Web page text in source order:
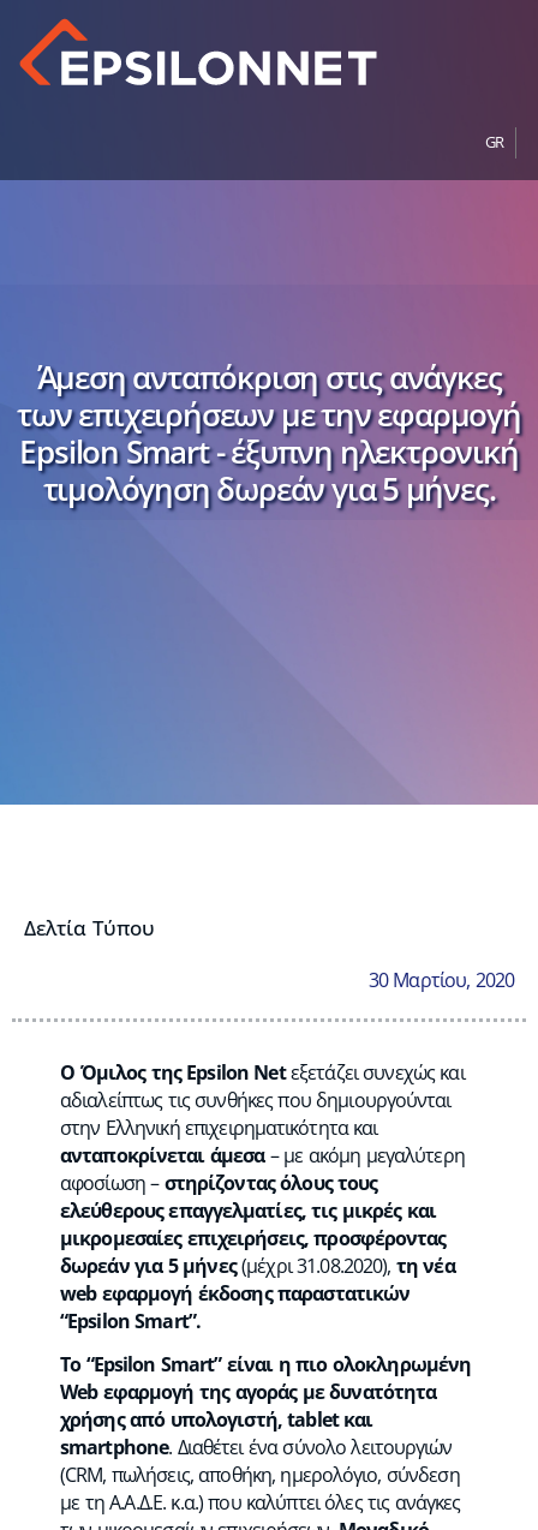
GR
Άμεση ανταπόκριση στις ανάγκες
των επιχειρήσεων με την εφαρμογή
Epsilon Smart - έξυπνη ηλεκτρονική
τιμολόγηση δωρεάν για 5 μήνες.
Δελτία Τύπου
30 Μαρτίου, 2020
Ο Όμιλος της Epsilon Netεξετάζει συνεχώς και
αδιαλείπτως τις συνθήκες που δημιουργούνται
στην Ελληνική επιχειρηματικότητα και
ανταποκρίνεται άμεσα– με ακόμη μεγαλύτερη
αφοσίωση –στηρίζοντας όλους τους
ελεύθερους επαγγελματίες, τις μικρές και
μικρομεσαίες επιχειρήσεις, προσφέροντας
δωρεάν για 5 μήνες(μέχρι 31.08.2020), τη νέα
web εφαρμογή έκδοσης παραστατικών
“Epsilon Smart”.
Το “Epsilon Smart” είναι η πιο ολοκληρωμένη
Web εφαρμογή της αγοράς με δυνατότητα
χρήσης από υπολογιστή, tablet και
smartphone. Διαθέτει ένα σύνολο λειτουργιών
(CRM, πωλήσεις, αποθήκη, ημερολόγιο, σύνδεση
με τη Α.Α.Δ.Ε. κ.α.) που καλύπτει όλες τις ανάγκες